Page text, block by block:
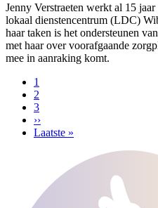
Jenny Verstraeten werkt al 15
lokaal dienstencentrum (LDC)
haar taken is het ondersteunen
met haar over voorafgaande
mee in aanraking komt.
Paginering
Pagina
1
Pagina
2
Pagina
3
Volgende
pagina
››
Laatste
Laatste »